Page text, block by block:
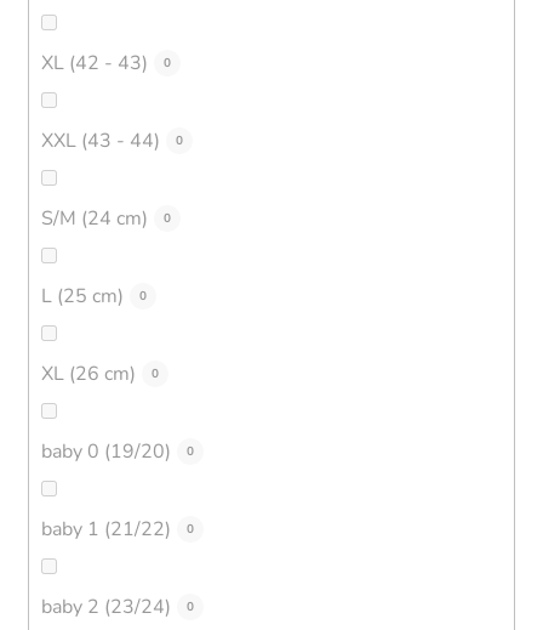
XL (42 - 43) 0
XXL (43 - 44) 0
S/M (24 cm) 0
L (25 cm) 0
XL (26 cm) 0
baby 0 (19/20) 0
baby 1 (21/22) 0
baby 2 (23/24) 0